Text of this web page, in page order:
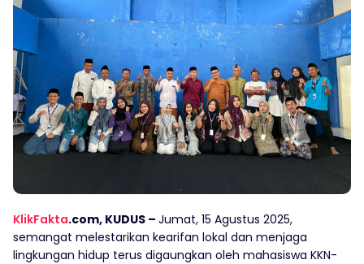
KlikFakta.com, KUDUS – Jumat, 15 Agustus 2025,
semangat melestarikan kearifan lokal dan menjaga
lingkungan hidup terus digaungkan oleh mahasiswa KKN-